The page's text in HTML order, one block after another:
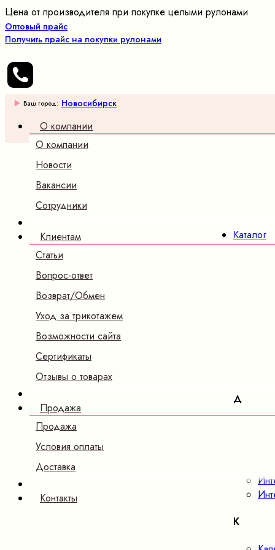
Цена от производителя при покупке целыми рулонами
Оптовый прайс
Получить прайс на покупки рулонами
Ваш город: Новосибирск
О компании
О компании
Новости
Вакансии
Сотрудники
Клиентам
Статьи
Вопрос-ответ
Возврат/Обмен
Уход за трикотажем
Возможности сайта
Сертификаты
Отзывы о товарах
Продажа
Продажа
Условия оплаты
Доставка
Контакты
Каталог
Д
К